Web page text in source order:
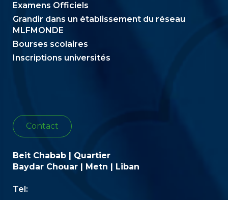
Examens Officiels
Grandir dans un établissement du réseau
MLFMONDE
Bourses scolaires
Inscriptions universités
Contact
Beit Chabab | Quartier
Baydar Chouar | Metn | Liban
Tel: